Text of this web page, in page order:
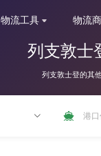
物流工具 物流
列支敦士
列支敦士登的其